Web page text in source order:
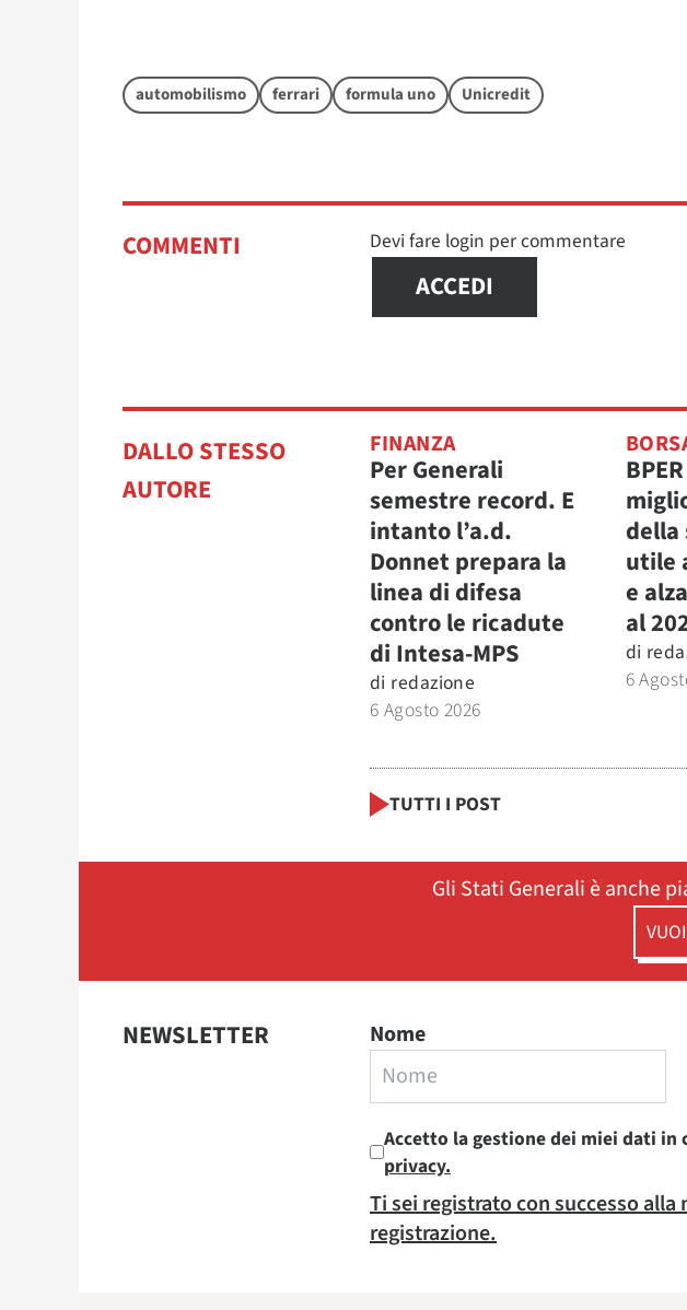
automobilismo ferrari formula uno Unicredit
COMMENTI Devi fare login per commentare
ACCEDI
DALLO STESSO
AUTORE
FINANZA
Per Generali
semestre record. E
intanto l’a.d.
Donnet prepara la
linea di difesa
contro le ricadute
di Intesa-MPS
di redazione
6 Agosto 2026
della
utile
e
al
di
6
TUTTI I POST
Gli Stati Generali è anche
NEWSLETTER Nome
Accetto la gestione dei miei dati in
privacy.
Ti sei registrato con successo
registrazione.